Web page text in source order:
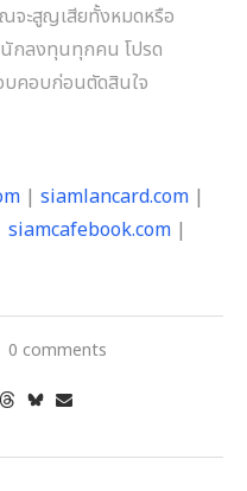
จะสูญเสียทั้งหมดหรือ
นักลงทุนทุกคน โปรด
อบคอบก่อนตัดสินใจ
| siamlancard.com |
siamcafebook.com |
0 comments